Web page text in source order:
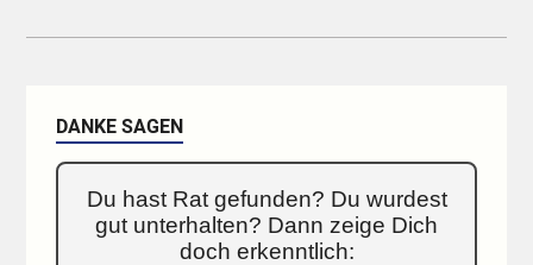
DANKE SAGEN
Du hast Rat gefunden? Du wurdest
gut unterhalten? Dann zeige Dich
doch erkenntlich: